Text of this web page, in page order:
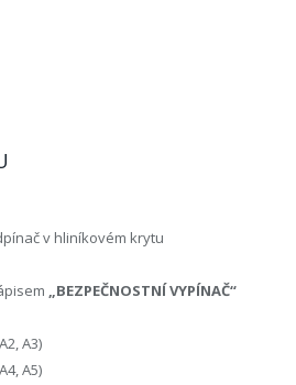
v hliníkovém krytu
„BEZPEČNOSTNÍ VYPÍNAČ“
A3)
A5)